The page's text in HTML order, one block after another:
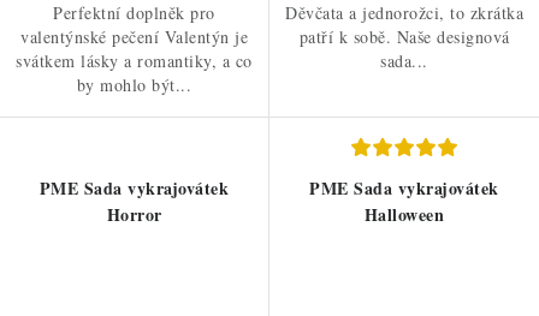
Perfektní doplněk pro
valentýnské pečení Valentýn je
svátkem lásky a romantiky, a co
by mohlo být...
Děvčata a jednorožci, to zkrátka
patří k sobě. Naše designová
sada...
PME Sada vykrajovátek
Horror
PME Sada vykrajovátek
Halloween